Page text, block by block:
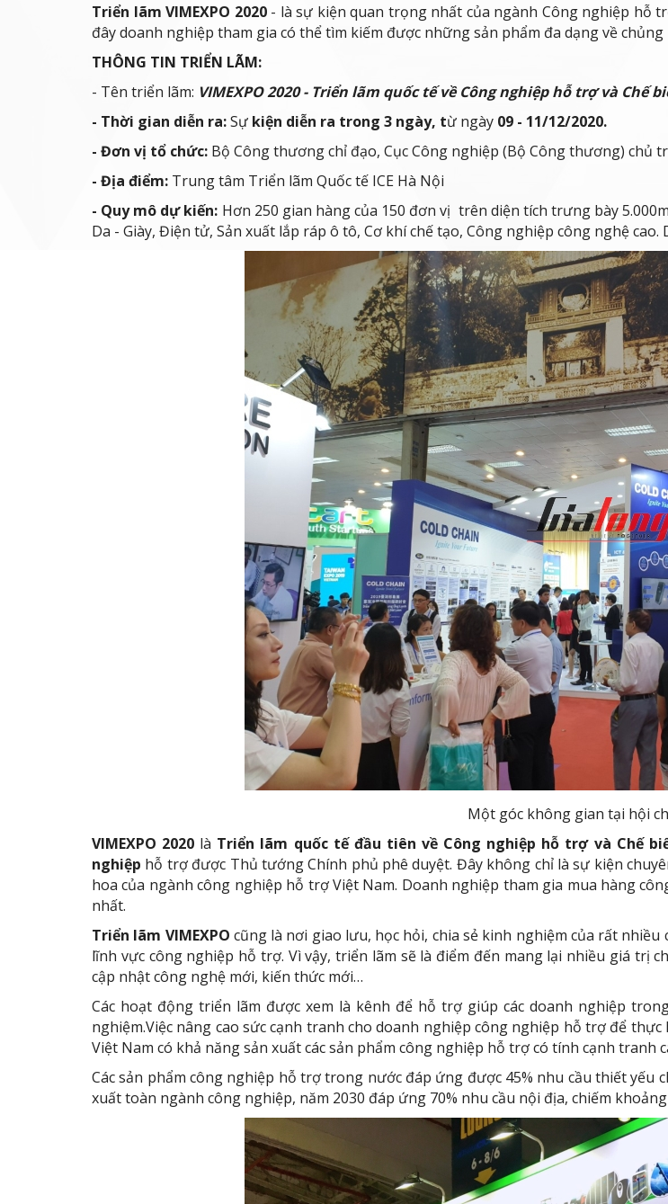
Triển lãm VIMEXPO 2020- là sự kiện quan trọng nhất của ngành Công nghiệp hỗ
đây doanh nghiệp tham gia có thể tìm kiếm được những sản phẩm đa dạng về
THÔNG TIN TRIỂN LÃM:
- Tên triển lãm: VIMEXPO 2020 - Triển lãm quốc tế về Công nghiệp hỗ trợ và
- Thời gian diễn ra:Sự kiện diễn ra trong 3 ngày, từ ngày 09 - 11/12/2020.
- Đơn vị tổ chức: Bộ Công thương chỉ đạo, Cục Công nghiệp (Bộ Công thương) chủ
- Địa điểm: Trung tâm Triển lãm Quốc tế ICE Hà Nội
- Quy mô dự kiến: Hơn 250 gian hàng của 150 đơn vị trên diện tích trưng bày
Da - Giày, Điện tử, Sản xuất lắp ráp ô tô, Cơ khí chế tạo, Công nghiệp công nghệ
Một góc không gian tại hội
VIMEXPO 2020 là Triển lãm quốc tế đầu tiên về Công nghiệp hỗ trợ và Chế
nghiệp hỗ trợ được Thủ tướng Chính phủ phê duyệt. Đây không chỉ là sự kiện
hoa của ngành công nghiệp hỗ trợ Việt Nam. Doanh nghiệp tham gia mua hàng
nhất.
Triển lãm VIMEXPO cũng là nơi giao lưu, học hỏi, chia sẻ kinh nghiệm của rất
lĩnh vực công nghiệp hỗ trợ. Vì vậy, triển lãm sẽ là điểm đến mang lại nhiều giá trị
cập nhật công nghệ mới, kiến thức mới…
Các hoạt động triển lãm được xem là kênh để hỗ trợ giúp các doanh nghiệp
nghiệm.Việc nâng cao sức cạnh tranh cho doanh nghiệp công nghiệp hỗ trợ để
Việt Nam có khả năng sản xuất các sản phẩm công nghiệp hỗ trợ có tính cạnh tranh
Các sản phẩm công nghiệp hỗ trợ trong nước đáp ứng được 45% nhu cầu thiết yếu
xuất toàn ngành công nghiệp, năm 2030 đáp ứng 70% nhu cầu nội địa, chiếm